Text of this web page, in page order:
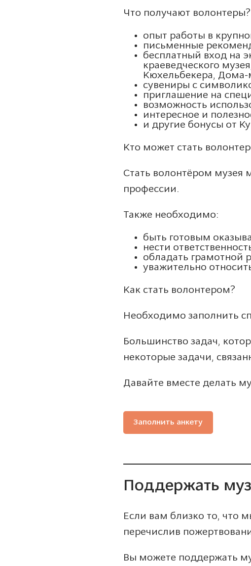
Что получают волонтеры?
опыт работы в
письменные
бесплатный вход на
краеведческого
Кюхельбекера,
сувениры с
приглашение на
возможность
интересное и
и другие бонусы от
Кто может стать
Стать волонтёром музея
профессии.
Также необходимо:
быть готовым
нести
обладать грамотной
уважительно
Как стать волонтером?
Необходимо заполнить
Большинство задач,
некоторые задачи,
Давайте вместе делать
Заполнить анкету
Поддержать
Если вам близко то, что
перечислив
Вы можете поддержать